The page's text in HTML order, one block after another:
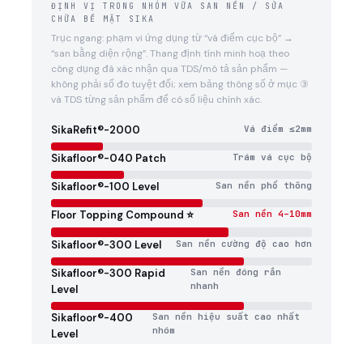
ĐỊNH VỊ TRONG NHÓM VỮA SAN NỀN / SỬA
CHỮA BỀ MẶT SIKA
Trục ngang: phạm vi ứng dụng từ “vá điểm cục bộ” →
“san bằng diện rộng”. Thang định tính minh hoạ theo
công dụng đã xác nhận qua TDS/mô tả sản phẩm —
không phải số đo tuyệt đối; xem bảng thông số ở mục ③
và TDS từng sản phẩm để có số liệu chính xác.
SikaRefit®-2000 Vá điểm ≤2mm
Sikafloor®-040 Patch Trám vá cục bộ
Sikafloor®-100 Level San nền phổ thông
Floor Topping Compound ⭐ San nền 4–10mm
Sikafloor®-300 Level San nền cường độ cao hơn
Sikafloor®-300 Rapid
Level
San nền đóng rắn
nhanh
Sikafloor®-400
Level
San nền hiệu suất cao nhất
nhóm